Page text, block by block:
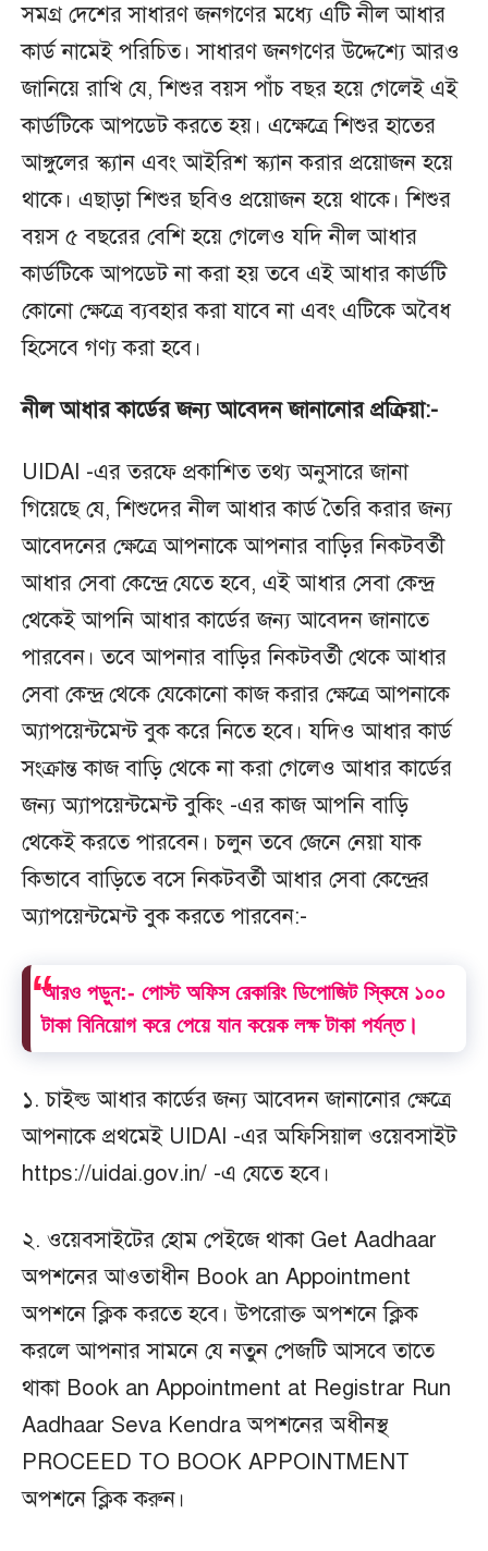
সমগ্র দেশের সাধারণ জনগণের মধ্যে এটি নীল আধার
কার্ড নামেই পরিচিত। সাধারণ জনগণের উদ্দেশ্যে আরও
জানিয়ে রাখি যে, শিশুর বয়স পাঁচ বছর হয়ে গেলেই এই
কার্ডটিকে আপডেট করতে হয়। এক্ষেত্রে শিশুর হাতের
আঙ্গুলের স্ক্যান এবং আইরিশ স্ক্যান করার প্রয়োজন হয়ে
থাকে। এছাড়া শিশুর ছবিও প্রয়োজন হয়ে থাকে। শিশুর
বয়স ৫ বছরের বেশি হয়ে গেলেও যদি নীল আধার
কার্ডটিকে আপডেট না করা হয় তবে এই আধার কার্ডটি
কোনো ক্ষেত্রে ব্যবহার করা যাবে না এবং এটিকে অবৈধ
হিসেবে গণ্য করা হবে।
নীল আধার কার্ডের জন্য আবেদন জানানোর প্রক্রিয়া:-
UIDAI -এর তরফে প্রকাশিত তথ্য অনুসারে জানা
গিয়েছে যে, শিশুদের নীল আধার কার্ড তৈরি করার জন্য
আবেদনের ক্ষেত্রে আপনাকে আপনার বাড়ির নিকটবর্তী
আধার সেবা কেন্দ্রে যেতে হবে, এই আধার সেবা কেন্দ্র
থেকেই আপনি আধার কার্ডের জন্য আবেদন জানাতে
পারবেন। তবে আপনার বাড়ির নিকটবর্তী থেকে আধার
সেবা কেন্দ্র থেকে যেকোনো কাজ করার ক্ষেত্রে আপনাকে
অ্যাপয়েন্টমেন্ট বুক করে নিতে হবে। যদিও আধার কার্ড
সংক্রান্ত কাজ বাড়ি থেকে না করা গেলেও আধার কার্ডের
জন্য অ্যাপয়েন্টমেন্ট বুকিং -এর কাজ আপনি বাড়ি
থেকেই করতে পারবেন। চলুন তবে জেনে নেয়া যাক
কিভাবে বাড়িতে বসে নিকটবর্তী আধার সেবা কেন্দ্রের
অ্যাপয়েন্টমেন্ট বুক করতে পারবেন:-
আরও পড়ুন:- পোস্ট অফিস রেকারিং ডিপোজিট স্কিমে ১০০
টাকা বিনিয়োগ করে পেয়ে যান কয়েক লক্ষ টাকা পর্যন্ত।
১. চাইল্ড আধার কার্ডের জন্য আবেদন জানানোর ক্ষেত্রে
আপনাকে প্রথমেই UIDAI -এর অফিসিয়াল ওয়েবসাইট
https://uidai.gov.in/ -এ যেতে হবে।
২. ওয়েবসাইটের হোম পেইজে থাকা Get Aadhaar
অপশনের আওতাধীন Book an Appointment
অপশনে ক্লিক করতে হবে। উপরোক্ত অপশনে ক্লিক
করলে আপনার সামনে যে নতুন পেজটি আসবে তাতে
থাকা Book an Appointment at Registrar Run
Aadhaar Seva Kendra অপশনের অধীনস্থ
PROCEED TO BOOK APPOINTMENT
অপশনে ক্লিক করুন।